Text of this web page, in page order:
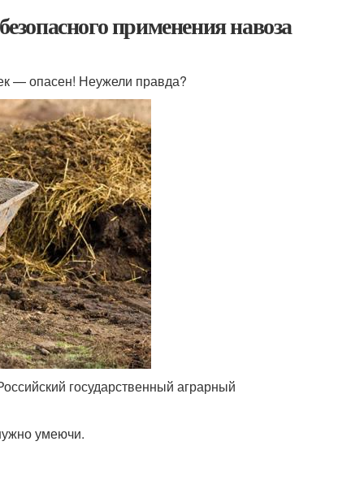
применения навоза
— опасен! Неужели правда?
государственный аграрный
умеючи.